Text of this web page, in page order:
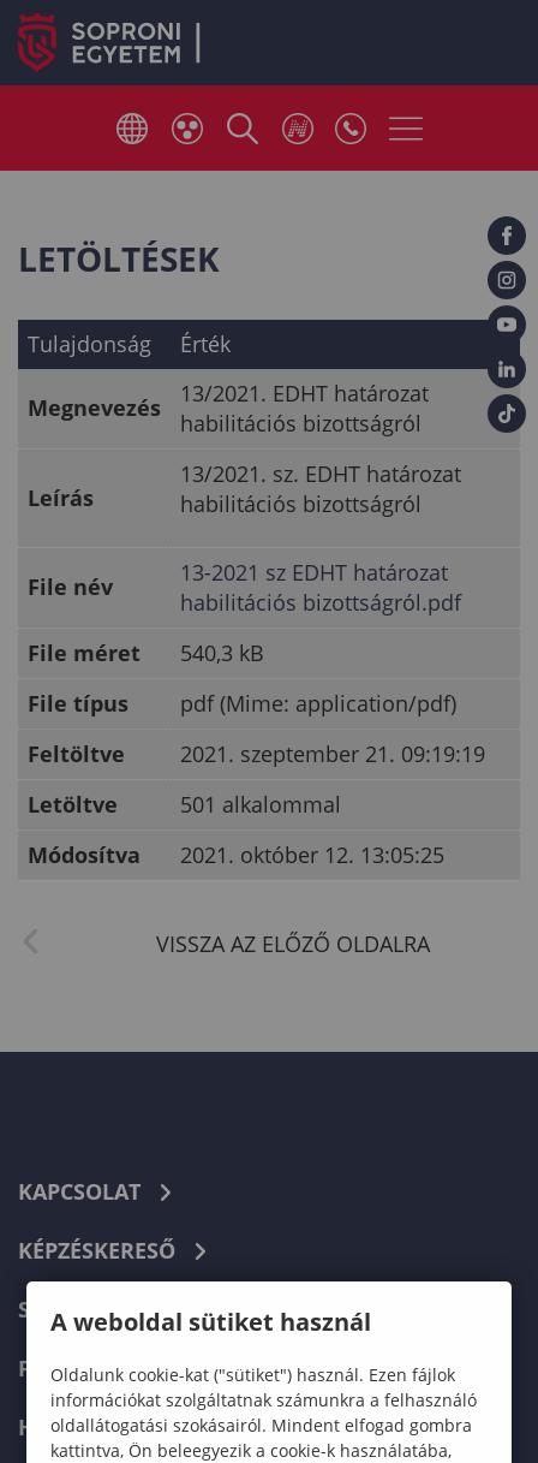
LETÖLTÉSEK
Tulajdonság Érték
Megnevezés
13/2021. EDHT határozat
habilitációs bizottságról
Leírás
13/2021. sz. EDHT határozat
habilitációs bizottságról
File név
13-2021 sz EDHT határozat
habilitációs bizottságról.pdf
File méret
540,3 kB
File típus
pdf (Mime: application/pdf)
Feltöltve
2021. szeptember 21. 09:19:19
Letöltve
501 alkalommal
Módosítva
2021. október 12. 13:05:25
KAPCSOLAT
KÉPZÉSKERESŐ
SZERVEZETI FELÉPÍTÉS
FELVÉTELIZŐKNEK
HALLGATÓKNAK
A weboldal sütiket használ
Oldalunk cookie-kat ("sütiket") használ. Ezen fájlok
információkat szolgáltatnak számunkra a felhasználó
oldallátogatási szokásairól. Mindent elfogad gombra
kattintva, Ön beleegyezik a cookie-k használatába,